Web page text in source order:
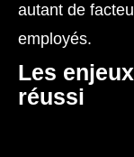
autant de
employés.
Les
réussi